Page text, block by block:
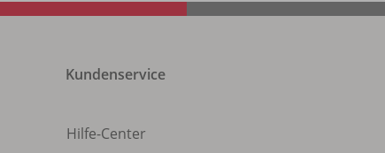
Kundenservice
Hilfe-Center